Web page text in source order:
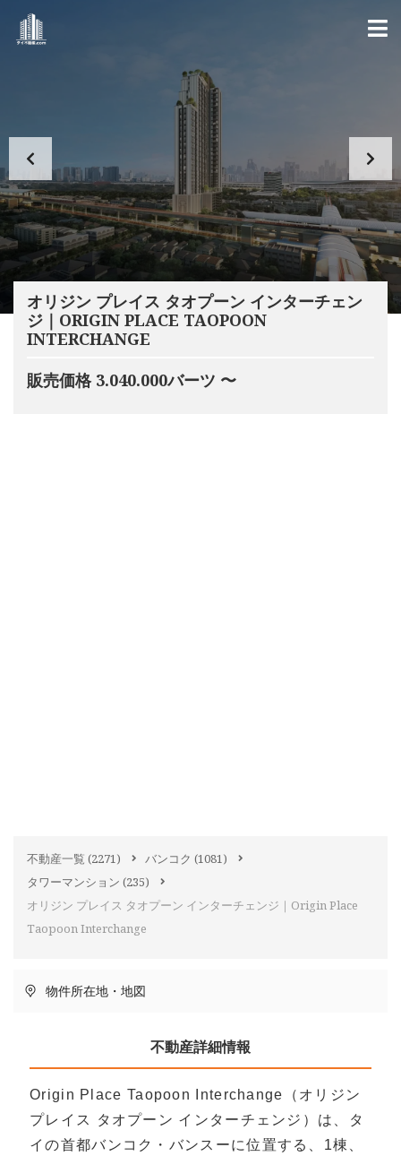
オリジン プレイス タオプーン インターチェン
ジ｜ORIGIN PLACE TAOPOON
INTERCHANGE
販売価格 3.040.000バーツ 〜
不動産一覧 (2271) バンコク (1081)
タワーマンション (235)
オリジン プレイス タオプーン インターチェンジ｜Origin Place
Taopoon Interchange
物件所在地・地図
不動産詳細情報
Origin Place Taopoon Interchange（オリジン
プレイス タオプーン インターチェンジ）は、タ
イの首都バンコク・バンスーに位置する、1棟、